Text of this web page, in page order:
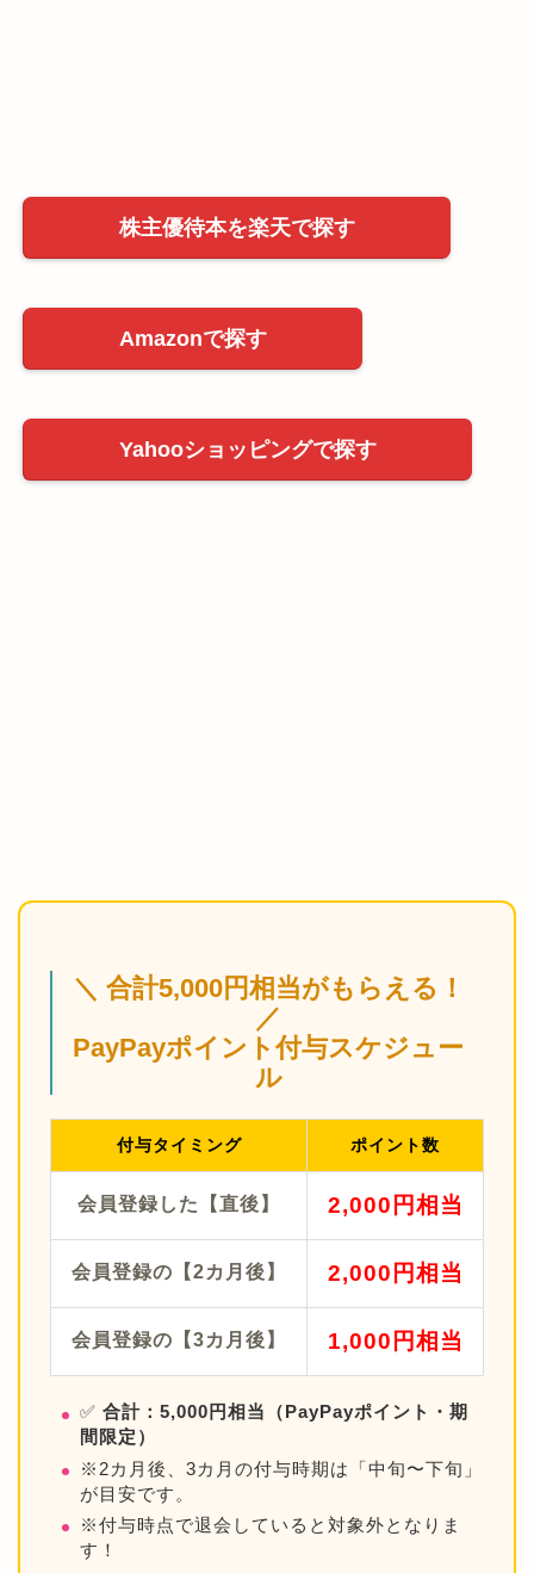
株主優待本を楽天で探す
Amazonで探す
Yahooショッピングで探す
＼ 合計5,000円相当がもらえる！
／
PayPayポイント付与スケジュー
ル
付与タイミング ポイント数
会員登録した【直後】 2,000円相当
会員登録の【2カ月後】 2,000円相当
会員登録の【3カ月後】 1,000円相当
✅ 合計：5,000円相当（PayPayポイント・期
間限定）
※2カ月後、3カ月の付与時期は「中旬〜下旬」
が目安です。
※付与時点で退会していると対象外となりま
す！